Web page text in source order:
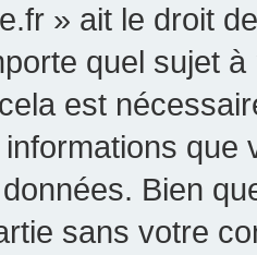
» ait le droit
quel sujet
est
Bien
sans votre